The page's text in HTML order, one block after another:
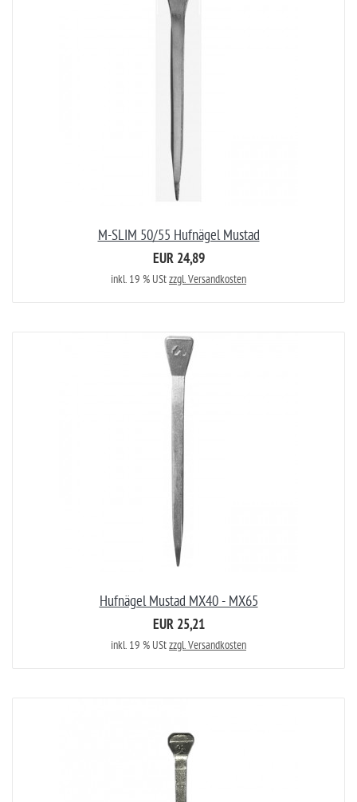
M-SLIM 50/55 Hufnägel Mustad
EUR 24,89
inkl. 19 % UStzzgl. Versandkosten
Hufnägel Mustad MX40 - MX65
EUR 25,21
inkl. 19 % UStzzgl. Versandkosten